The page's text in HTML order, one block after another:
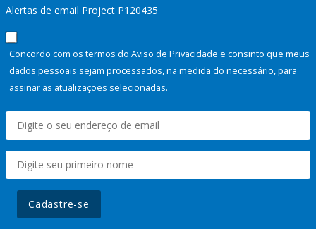
Alertas de email Project P120435
Concordo com os termos do Aviso de Privacidade e consinto que meus
dados pessoais sejam processados, na medida do necessário, para
assinar as atualizações selecionadas.
Cadastre-se